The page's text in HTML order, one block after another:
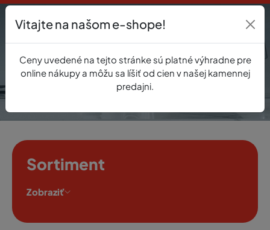
0
Sortiment
Zobraziť
Vitajte na našom e-shope!
Ceny uvedené na tejto stránke sú platné výhradne pre
online nákupy a môžu sa líšiť od cien v našej kamennej
predajni.